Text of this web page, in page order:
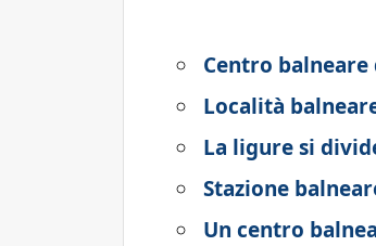
Centro
Località
La ligure si
Stazione
Un centro